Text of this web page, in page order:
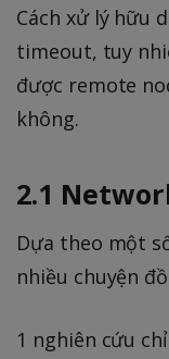
Cách xử lý hữu
timeout, tuy
được remote
không.
2.1
Dựa theo một
nhiều chuyện
1 nghiên cứu